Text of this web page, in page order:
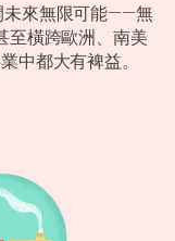
未來無限可能——無
至橫跨歐洲、南美
中都大有裨益。